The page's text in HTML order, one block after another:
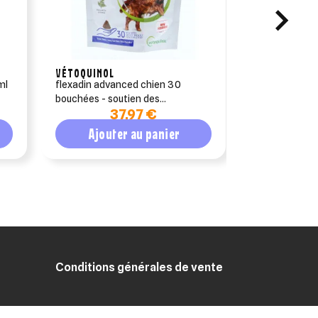
VÉTOQUINOL
flexadin advanced chien 30
bouchées - soutien des
articulations37,97 €
Ajouter au panier
Conditions générales de vente